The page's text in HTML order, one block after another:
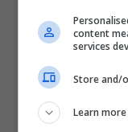
content
services
Store and/
Learn more